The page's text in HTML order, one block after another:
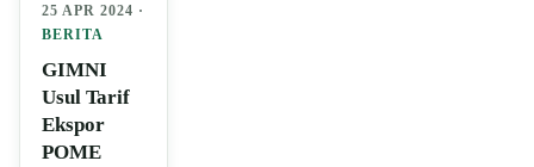
25 APR 2024 ·
BERITA
GIMNI
Usul Tarif
Ekspor
POME